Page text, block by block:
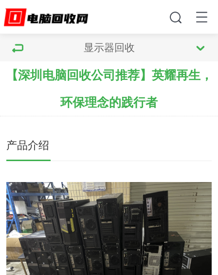
显示器回收
【深圳电脑回收公司推荐】英耀再生，
环保理念的践行者
产品介绍